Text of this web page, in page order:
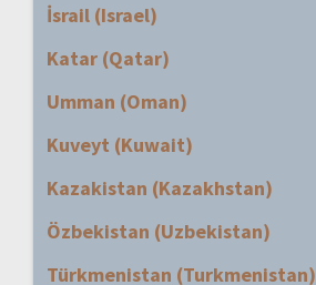
İsrail (Israel)
Katar (Qatar)
Umman (Oman)
Kuveyt (Kuwait)
Kazakistan (Kazakhstan)
Özbekistan (Uzbekistan)
Türkmenistan (Turkmenistan)